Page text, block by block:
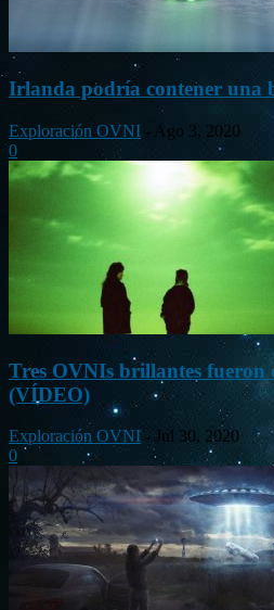
Irlanda podría contener una
Exploración OVNI - Ago 3, 2020
0
Tres OVNIs brillantes fueron
(VÍDEO)
Exploración OVNI - Jul 30, 2020
0